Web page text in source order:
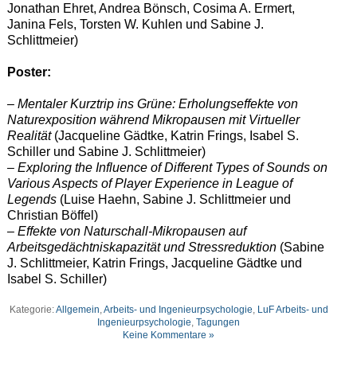
Jonathan Ehret, Andrea Bönsch, Cosima A. Ermert,
Janina Fels, Torsten W. Kuhlen und Sabine J.
Schlittmeier)
Poster:
– Mentaler Kurztrip ins Grüne: Erholungseffekte von
Naturexposition während Mikropausen mit Virtueller
Realität(Jacqueline Gädtke, Katrin Frings, Isabel S.
Schiller und Sabine J. Schlittmeier)
– Exploring the Influence of Different Types of Sounds on
Various Aspects of Player Experience in League of
Legends(Luise Haehn, Sabine J. Schlittmeier und
Christian Böffel)
– Effekte von Naturschall-Mikropausen auf
Arbeitsgedächtniskapazität und Stressreduktion(Sabine
J. Schlittmeier, Katrin Frings, Jacqueline Gädtke und
Isabel S. Schiller)
Kategorie:Allgemein,Arbeits- und Ingenieurpsychologie, LuF Arbeits- und
Ingenieurpsychologie,Tagungen
Keine Kommentare »